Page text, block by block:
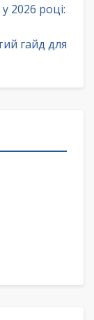
2026 році:
гайд для